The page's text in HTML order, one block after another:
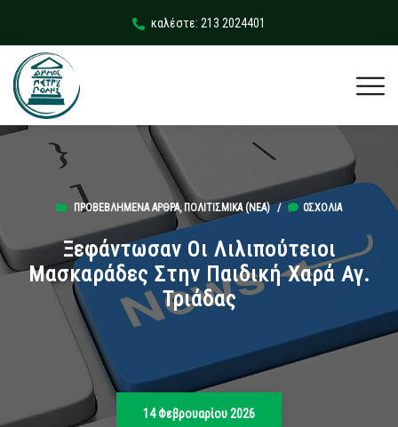
καλέστε: 213 2024401
ΠΡΟΒΕΒΛΗΜΈΝΑ ΆΡΘΡΑ, ΠΟΛΙΤΙΣΜΙΚΆ (ΝΕΑ)/ 0ΣΧΌΛΙΑ
Ξεφάντωσαν Οι Λιλιπούτειοι
Μασκαράδες Στην Παιδική Χαρά Αγ.
Τριάδας
14 Φεβρουαρίου 2026